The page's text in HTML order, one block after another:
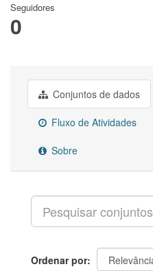
Seguidores
0
Conjuntos de dados
Fluxo de Atividades
Sobre
Ordenar por